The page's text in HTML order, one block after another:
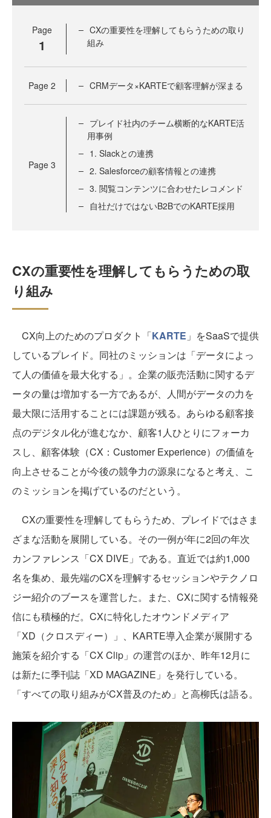
Page
1
CXの重要性を理解してもらうための取り
組み
Page 2 CRMデータ×KARTEで顧客理解が深まる
Page 3
プレイド社内のチーム横断的なKARTE活
用事例
1. Slackとの連携
2. Salesforceの顧客情報との連携
3. 閲覧コンテンツに合わせたレコメンド
自社だけではないB2BでのKARTE採用
CXの重要性を理解してもらうための取
り組み
CX向上のためのプロダクト「KARTE 」をSaaSで提供
しているプレイド。同社のミッションは「データによっ
て人の価値を最大化する」。企業の販売活動に関するデ
ータの量は増加する一方であるが、人間がデータの力を
最大限に活用することには課題が残る。あらゆる顧客接
点のデジタル化が進むなか、顧客1人ひとりにフォーカ
スし、顧客体験（CX：Customer Experience）の価値を
向上させることが今後の競争力の源泉になると考え、こ
のミッションを掲げているのだという。
CXの重要性を理解してもらうため、プレイドではさま
ざまな活動を展開している。その一例が年に2回の年次
カンファレンス「CX DIVE」である。直近では約1,000
名を集め、最先端のCXを理解するセッションやテクノロ
ジー紹介のブースを運営した。また、CXに関する情報発
信にも積極的だ。CXに特化したオウンドメディア
「XD（クロスディー）」、KARTE導入企業が展開する
施策を紹介する「CX Clip」の運営のほか、昨年12月に
は新たに季刊誌「XD MAGAZINE」を発行している。
「すべての取り組みがCX普及のため」と高柳氏は語る。